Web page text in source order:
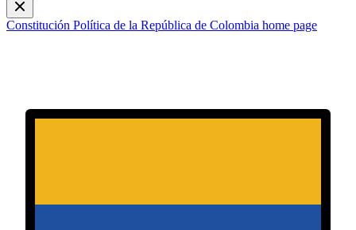
Constitución Política de la República de Colombia home page